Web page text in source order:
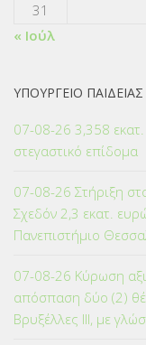
31
« Ιούλ
ΥΠΟΥΡΓΕΙΟ
07-08-26 3,358
στεγαστικό επίδομα
07-08-26 Στήριξη
Σχεδόν 2,3 εκατ.
Πανεπιστήμιο
07-08-26 Κύρωση
απόσπαση δύο (2)
Βρυξέλλες ΙΙΙ, με